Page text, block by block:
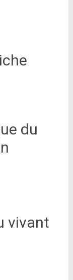
du
vivant